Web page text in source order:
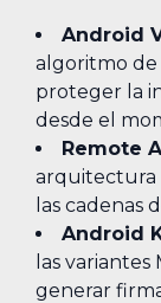
Android
algoritmo de
proteger la
desde el
Remote
arquitectura
las cadenas
Android
las variantes
generar